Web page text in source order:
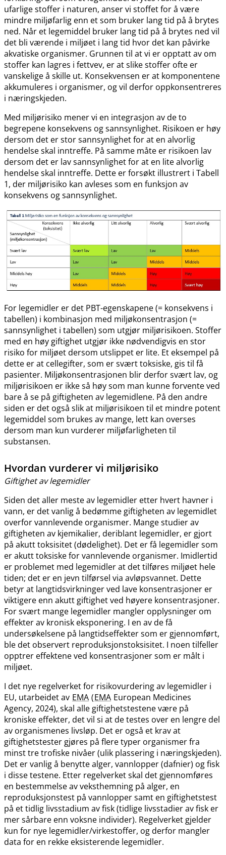
ufarlige stoffer i naturen, anser vi stoffet for å være
mindre miljøfarlig enn et som bruker lang tid på å brytes
ned. Når et legemiddel bruker lang tid på å brytes ned vil
det bli værende i miljøet i lang tid hvor det kan påvirke
akvatiske organismer. Grunnen til at vi er opptatt av om
stoffer kan lagres i fettvev, er at slike stoffer ofte er
vanskelige å skille ut. Konsekvensen er at komponentene
akkumuleres i organismer, og vil derfor oppkonsentreres
i næringskjeden.
Med miljørisiko mener vi en integrasjon av de to
begrepene konsekvens og sannsynlighet. Risikoen er høy
dersom det er stor sannsynlighet for at en alvorlig
hendelse skal inntreffe. På samme måte er risikoen lav
dersom det er lav sannsynlighet for at en lite alvorlig
hendelse skal inntreffe. Dette er forsøkt illustrert i Tabell
1, der miljørisiko kan avleses som en funksjon av
konsekvens og sannsynlighet.
For legemidler er det PBT-egenskapene (= konsekvens i
tabellen) i kombinasjon med miljøkonsentrasjon (=
sannsynlighet i tabellen) som utgjør miljørisikoen. Stoffer
med en høy giftighet utgjør ikke nødvendigvis en stor
risiko for miljøet dersom utslippet er lite. Et eksempel på
dette er at cellegifter, som er svært toksiske, gis til få
pasienter. Miljøkonsentrasjonen blir derfor svært lav, og
miljørisikoen er ikke så høy som man kunne forvente ved
bare å se på giftigheten av legemidlene. På den andre
siden er det også slik at miljørisikoen til et mindre potent
legemiddel som brukes av mange, lett kan overses
dersom man kun vurderer miljøfarligheten til
substansen.
Hvordan vurderer vi miljørisiko
Giftighet av legemidler
Siden det aller meste av legemidler etter hvert havner i
vann, er det vanlig å bedømme giftigheten av legemidlet
overfor vannlevende organismer. Mange studier av
giftigheten av kjemikalier, deriblant legemidler, er gjort
på akutt toksisitet (dødelighet). Det er få legemidler som
er akutt toksiske for vannlevende organismer. Imidlertid
er problemet med legemidler at det tilføres miljøet hele
tiden; det er en jevn tilførsel via avløpsvannet. Dette
betyr at langtidsvirkninger ved lave konsentrasjoner er
viktigere enn akutt giftighet ved høyere konsentrasjoner.
For svært mange legemidler mangler opplysninger om
effekter av kronisk eksponering. I en av de få
undersøkelsene på langtidseffekter som er gjennomført,
ble det observert reproduksjonstoksisitet. I noen tilfeller
opptrer effektene ved konsentrasjoner som er målt i
miljøet.
I det nye regelverket for risikovurdering av legemidler i
EU, utarbeidet av EMA (EMA European Medicines
Agency, 2024), skal alle giftighetstestene være på
kroniske effekter, det vil si at de testes over en lengre del
av organismenes livsløp. Det er også et krav at
giftighetstester gjøres på flere typer organismer fra
minst tre trofiske nivåer (ulik plassering i næringskjeden).
Det er vanlig å benytte alger, vannlopper (dafnier) og fisk
i disse testene. Etter regelverket skal det gjennomføres
en bestemmelse av veksthemning på alger, en
reproduksjonstest på vannlopper samt en giftighetstest
på et tidlig livsstadium av fisk (tidlige livsstadier av fisk er
mer sårbare enn voksne individer). Regelverket gjelder
kun for nye legemidler​/​virkestoffer, og derfor mangler
data for en rekke eksisterende legemidler.